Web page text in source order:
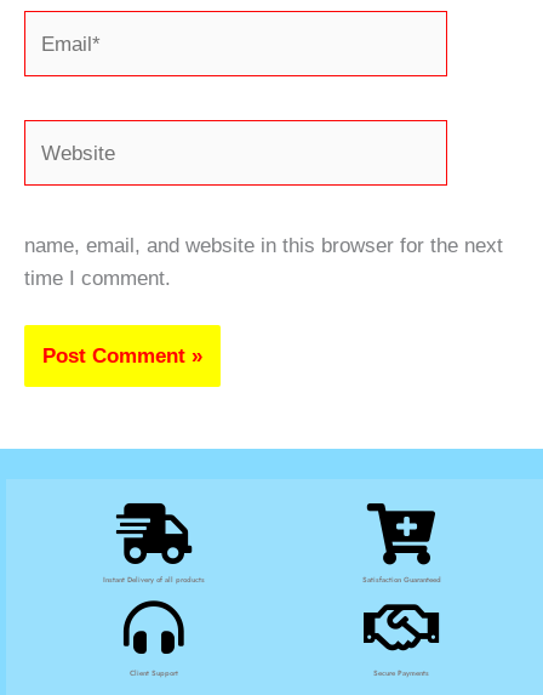
name, email, and website in this browser for the next
time I comment.
Instant Delivery of all products Satisfaction Guaranteed
Client Support Secure Payments